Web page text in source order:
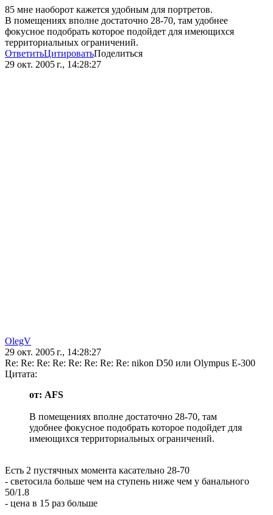
85 мне наоборот кажется удобным для портретов.
В помещениях вполне достаточно 28-70, там удобнее
фокусное подобрать которое подойдет для имеющихся
территориальных ограничений.
ОтветитьЦитироватьПоделиться
29 окт. 2005 г., 14:28:27
OlegV
29 окт. 2005 г., 14:28:27
Re: Re: Re: Re: Re: Re: Re: Re: nikon D50 или Olympus E-300
Цитата:
от: AFS
В помещениях вполне достаточно 28-70, там
удобнее фокусное подобрать которое подойдет для
имеющихся территориальных ограничений.
Есть 2 пустячных момента касательно 28-70
- светосила больше чем на ступень ниже чем у банального
50/1.8
- цена в 15 раз больше